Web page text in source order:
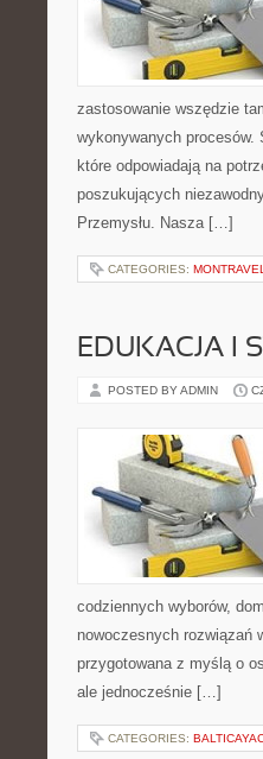
zastosowanie wszędzie
wykonywanych procesów.
które odpowiadają na
poszukujących
Przemysłu. Nasza […]
CATEGORIES:
EDUKACJA I
POSTED BY ADMIN
codziennych wyborów,
nowoczesnych rozwiązań
przygotowana z myślą o
ale jednocześnie […]
CATEGORIES: